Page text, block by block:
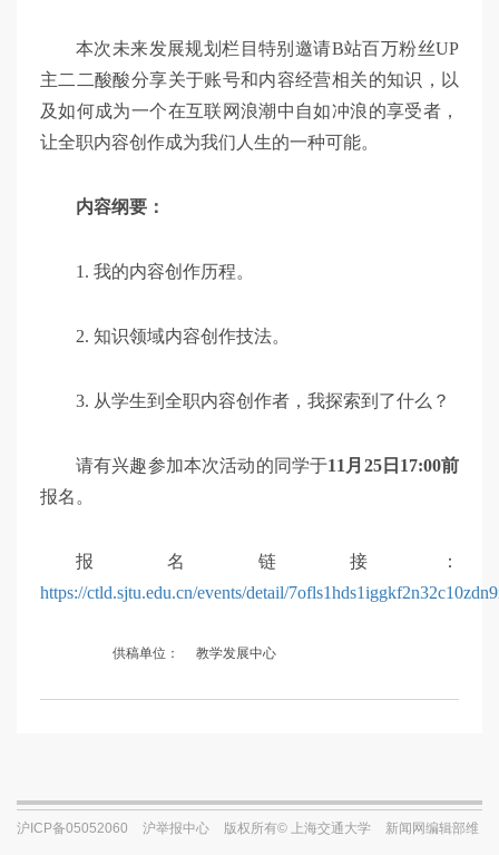
本次未来发展规划栏目特别邀请B站百万粉丝UP
主二二酸酸分享关于账号和内容经营相关的知识，以
及如何成为一个在互联网浪潮中自如冲浪的享受者，
让全职内容创作成为我们人生的一种可能。
内容纲要：
1. 我的内容创作历程。
2. 知识领域内容创作技法。
3. 从学生到全职内容创作者，我探索到了什么？
请有兴趣参加本次活动的同学于11月25日17:00前
报名。
报名链接：
https://ctld.sjtu.edu.cn/events/detail/
供稿单位： 教学发展中心
沪ICP备05052060 沪举报中心 版权所有© 上海交通大学 新闻网编辑部维